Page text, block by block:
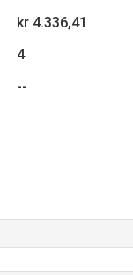
kr 4.336,41
4
--